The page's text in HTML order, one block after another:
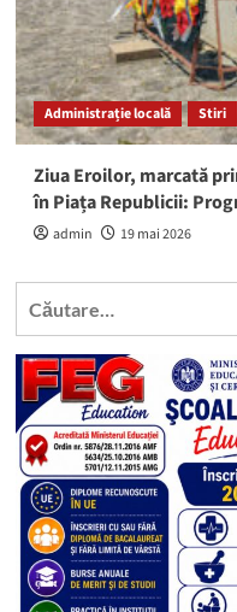
Administrație locală Stiri
Ziua Eroilor, marcată
în Piața Republicii:
admin 19 mai 2026
Caută